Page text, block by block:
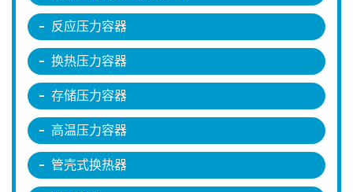
反应压力容器
换热压力容器
存储压力容器
高温压力容器
管壳式换热器